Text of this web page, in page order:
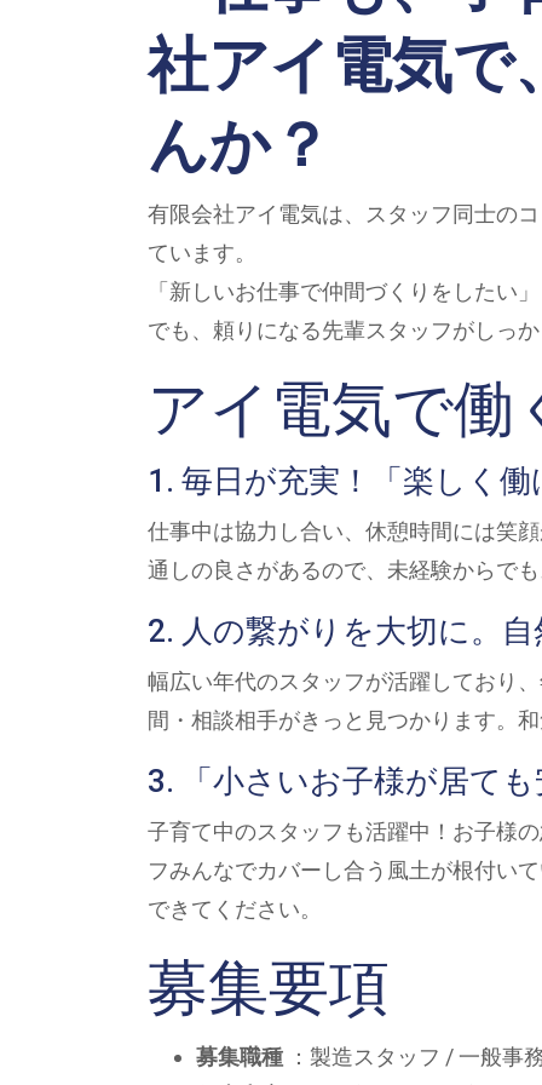
社アイ電気で
んか？
有限会社アイ電気は、スタッフ同士の
ています。
「新しいお仕事で仲間づくりをしたい
でも、頼りになる先輩スタッフがしっ
アイ電気で働
1. 毎日が充実！「楽しく
仕事中は協力し合い、休憩時間には笑
通しの良さがあるので、未経験からで
2. 人の繋がりを大切に。
幅広い年代のスタッフが活躍しており
間・相談相手がきっと見つかります。
3. 「小さいお子様が居て
子育て中のスタッフも活躍中！お子様
フみんなでカバーし合う風土が根付い
できてください。
募集要項
募集職種 ：製造スタッフ / 一般事